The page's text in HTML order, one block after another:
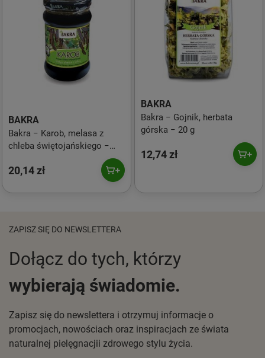
BAKRA
Bakra − Karob, melasa z
chleba świętojańskiego −
20,14 zł
BAKRA
Bakra − Gojnik, herbata
górska − 20 g
12,74 zł
ZAPISZ SIĘ DO NEWSLETTERA
Dołącz do tych, którzy
wybierają świadomie.
Zapisz się do newslettera i otrzymuj informacje o
promocjach, nowościach oraz inspiracjach ze świata
naturalnej pielęgnacjii zdrowego stylu życia.